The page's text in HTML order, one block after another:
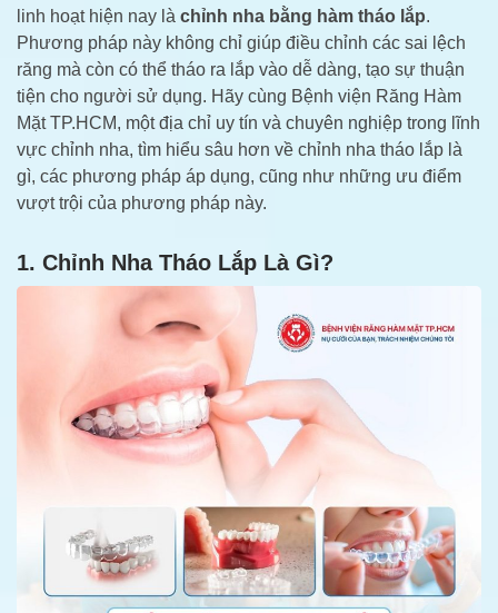
linh hoạt hiện nay là chỉnh nha bằng hàm tháo lắp.
Phương pháp này không chỉ giúp điều chỉnh các sai lệch
răng mà còn có thể tháo ra lắp vào dễ dàng, tạo sự thuận
tiện cho người sử dụng. Hãy cùng Bệnh viện Răng Hàm
Mặt TP.HCM, một địa chỉ uy tín và chuyên nghiệp trong lĩnh
vực chỉnh nha, tìm hiểu sâu hơn về chỉnh nha tháo lắp là
gì, các phương pháp áp dụng, cũng như những ưu điểm
vượt trội của phương pháp này.
1. Chỉnh Nha Tháo Lắp Là Gì?